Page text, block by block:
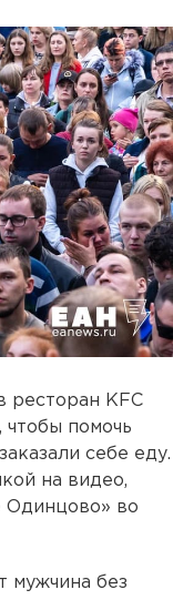
ресторан KFC
помочь
себе еду.
на видео,
Одинцово» во
мужчина без